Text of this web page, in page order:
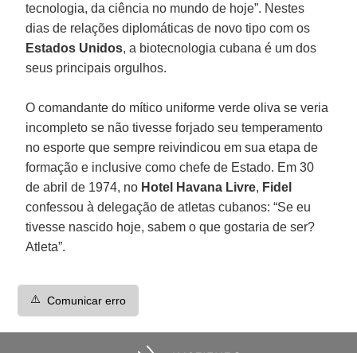
tecnologia, da ciência no mundo de hoje”. Nestes
dias de relações diplomáticas de novo tipo com os
Estados Unidos, a biotecnologia cubana é um dos
seus principais orgulhos.
O comandante do mítico uniforme verde oliva se veria
incompleto se não tivesse forjado seu temperamento
no esporte que sempre reivindicou em sua etapa de
formação e inclusive como chefe de Estado. Em 30
de abril de 1974, no Hotel Havana Livre, Fidel
confessou à delegação de atletas cubanos: “Se eu
tivesse nascido hoje, sabem o que gostaria de ser?
Atleta”.
⚠️ Comunicar erro